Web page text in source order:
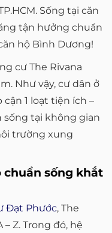
Sống tại căn
tận hưởng chuẩn
hộ Bình Dương!
cư The Rivana
Như vậy, cư dân ở
1 loạt tiện ích –
sống tại không gian
trường xung
chuẩn sống khắt
Đạt Phước, The
Z. Trong đó, hệ